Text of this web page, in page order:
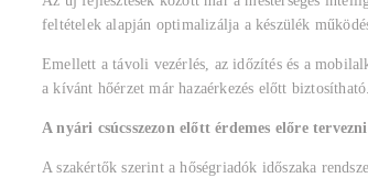
feltételek alapján optimalizálja a készülék
Emellett a távoli vezérlés, az időzítés és a
a kívánt hőérzet már hazaérkezés előtt biztosítható.
A nyári csúcsszezon előtt érdemes előre tervezni
A szakértők szerint a hőségriadók időszaka